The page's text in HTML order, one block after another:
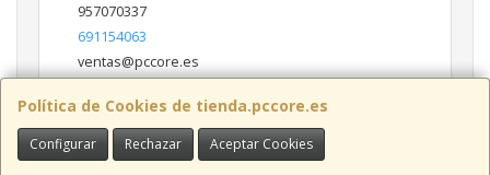
Política de Cookies de tienda.pccore.es
Configurar Rechazar Aceptar Cookies
957070337
691154063
ventas@pccore.es
Horario
10-13:30